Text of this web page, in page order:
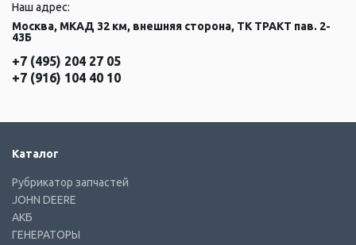
Наш адрес:
Москва, МКАД 32 км, внешняя сторона, ТК ТРАКТ пав. 2-
43Б
+7 (495) 204 27 05
+7 (916) 104 40 10
Каталог
Рубрикатор запчастей
JOHN DEERE
АКБ
ГЕНЕРАТОРЫ